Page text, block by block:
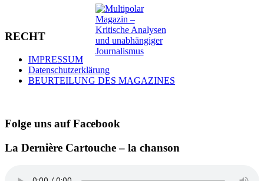
RECHT
IMPRESSUM
Datenschutzerklärung
BEURTEILUNG DES MAGAZINES
Folge uns auf Facebook
La Dernière Cartouche – la chanson